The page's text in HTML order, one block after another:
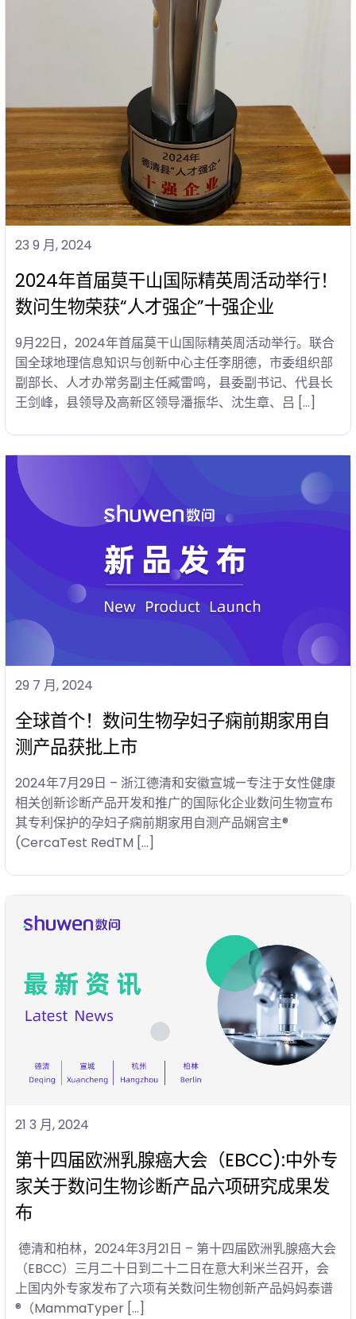
23 9 月, 2024
2024年首届莫干山国际精英周活动举行！
数问生物荣获“人才强企”十强企业
9月22日，2024年首届莫干山国际精英周活动举行。联合
国全球地理信息知识与创新中心主任李朋德，市委组织部
副部长、人才办常务副主任臧雷鸣，县委副书记、代县长
王剑峰，县领导及高新区领导潘振华、沈生章、吕 […]
29 7 月, 2024
全球首个！数问生物孕妇子痫前期家用自
测产品获批上市
2024年7月29日 – 浙江德清和安徽宣城—专注于女性健康
相关创新诊断产品开发和推广的国际化企业数问生物宣布
其专利保护的孕妇子痫前期家用自测产品娴宫主®
(CercaTest RedTM […]
21 3 月, 2024
第十四届欧洲乳腺癌大会（EBCC):中外专
家关于数问生物诊断产品六项研究成果发
布
德清和柏林，2024年3月21日 – 第十四届欧洲乳腺癌大会
（EBCC）三月二十日到二十二日在意大利米兰召开，会
上国内外专家发布了六项有关数问生物创新产品妈妈泰谱
®（MammaTyper […]